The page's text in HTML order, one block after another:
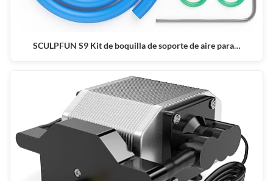
SCULPFUN S9 Kit de boquilla de soporte de aire para…